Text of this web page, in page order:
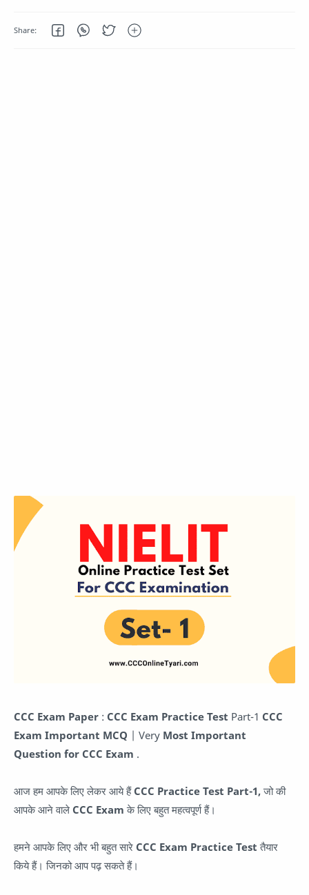
CCC Exam Paper : CCC Exam Practice Test Part-1 CCC
Exam Important MCQ | Very Most Important
Question for CCC Exam .
आज हम आपके लिए लेकर आये हैं CCC Practice Test Part-1,जो की
आपके आने वाले CCC Examके लिए बहुत महत्वपूर्ण हैं।
हमने आपके लिए और भी बहुत सारे CCC Exam Practice Test तैयार
किये हैं। जिनको आप पढ़ सकते हैं।